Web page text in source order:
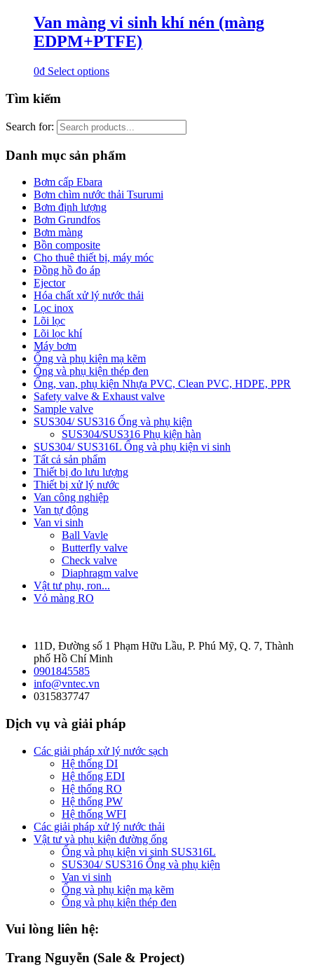
Van màng vi sinh khí nén (màng
EDPM+PTFE)
0₫ Select options
Tìm kiếm
Search for:
Danh mục sản phẩm
Bơm cấp Ebara
Bơm chìm nước thải Tsurumi
Bơm định lượng
Bơm Grundfos
Bơm màng
Bồn composite
Cho thuê thiết bị, máy móc
Đồng hồ đo áp
Ejector
Hóa chất xử lý nước thải
Lọc inox
Lõi lọc
Lõi lọc khí
Máy bơm
Ống và phụ kiện mạ kẽm
Ống và phụ kiện thép đen
Ống, van, phụ kiện Nhựa PVC, Clean PVC, HDPE, PPR
Safety valve & Exhaust valve
Sample valve
SUS304/ SUS316 Ống và phụ kiện
SUS304/SUS316 Phụ kiện hàn
SUS304/ SUS316L Ống và phụ kiện vi sinh
Tất cả sản phẩm
Thiết bị đo lưu lượng
Thiết bị xử lý nước
Van công nghiệp
Van tự động
Van vi sinh
Ball Vavle
Butterfly valve
Check valve
Diaphragm valve
Vật tư phụ, ron...
Vỏ màng RO
11D, Đường số 1 Phạm Hữu Lầu, P. Phú Mỹ, Q. 7, Thành
phố Hồ Chí Minh
0901845585
info@vntec.vn
0315837747
Dịch vụ và giải pháp
Các giải pháp xử lý nước sạch
Hệ thống DI
Hệ thống EDI
Hệ thống RO
Hệ thống PW
Hệ thống WFI
Các giải pháp xử lý nước thải
Vật tư và phụ kiện đường ống
Ống và phụ kiện vi sinh SUS316L
SUS304/ SUS316 Ống và phụ kiện
Van vi sinh
Ống và phụ kiện mạ kẽm
Ống và phụ kiện thép đen
Vui lòng liên hệ:
Trang Nguyễn (Sale & Project)